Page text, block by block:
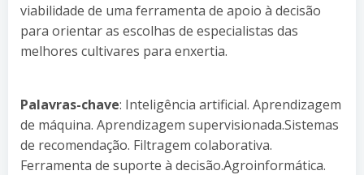
viabilidade de uma ferramenta de apoio à decisão
para orientar as escolhas de especialistas das
melhores cultivares para enxertia.
Palavras-chave: Inteligência artificial. Aprendizagem
de máquina. Aprendizagem supervisionada.Sistemas
de recomendação. Filtragem colaborativa.
Ferramenta de suporte à decisão.Agroinformática.